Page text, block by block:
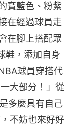
寶藍色、粉紫
在經過球員走
在腳上搭配眾
鞋，添加自身
球員穿搭代
大部分！」從
多麼具有自己
不妨也來好好